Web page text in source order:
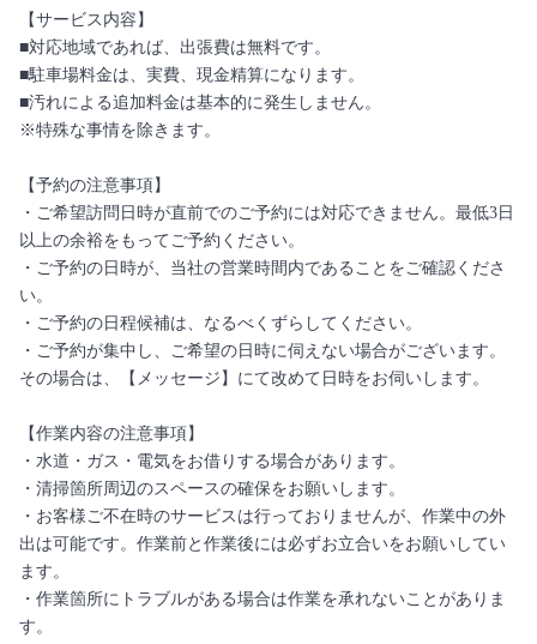
【サービス内容】
■対応地域であれば、出張費は無料です。
■駐車場料金は、実費、現金精算になります。
■汚れによる追加料金は基本的に発生しません。
※特殊な事情を除きます。
【予約の注意事項】
・ご希望訪問日時が直前でのご予約には対応できません。最低3日
以上の余裕をもってご予約ください。
・ご予約の日時が、当社の営業時間内であることをご確認くださ
い。
・ご予約の日程候補は、なるべくずらしてください。
・ご予約が集中し、ご希望の日時に伺えない場合がございます。
その場合は、【メッセージ】にて改めて日時をお伺いします。
【作業内容の注意事項】
・水道・ガス・電気をお借りする場合があります。
・清掃箇所周辺のスペースの確保をお願いします。
・お客様ご不在時のサービスは行っておりませんが、作業中の外
出は可能です。作業前と作業後には必ずお立合いをお願いしてい
ます。
・作業箇所にトラブルがある場合は作業を承れないことがありま
す。